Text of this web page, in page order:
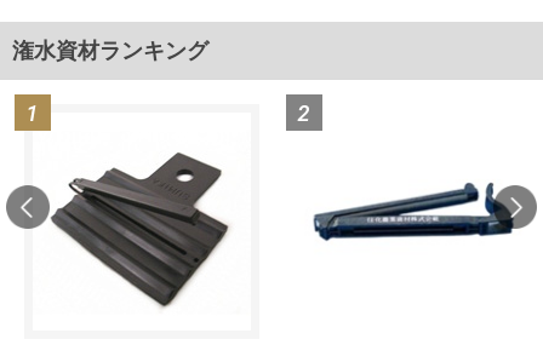
潅水資材ランキング